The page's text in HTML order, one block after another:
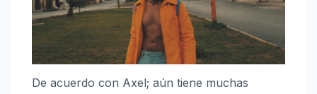
De acuerdo con Axel; aún tiene muchas